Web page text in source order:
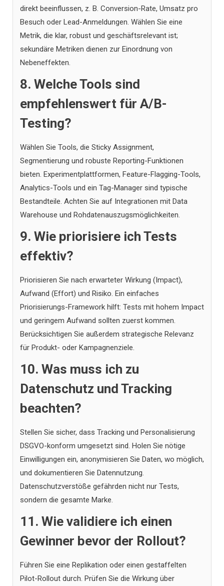
direkt beeinflussen, z. B. Conversion-Rate, Umsatz pro
Besuch oder Lead-Anmeldungen. Wählen Sie eine
Metrik, die klar, robust und geschäftsrelevant ist;
sekundäre Metriken dienen zur Einordnung von
Nebeneffekten.
8. Welche Tools sind
empfehlenswert für A/B-
Testing?
Wählen Sie Tools, die Sticky Assignment,
Segmentierung und robuste Reporting-Funktionen
bieten. Experimentplattformen, Feature-Flagging-Tools,
Analytics-Tools und ein Tag-Manager sind typische
Bestandteile. Achten Sie auf Integrationen mit Data
Warehouse und Rohdatenauszugsmöglichkeiten.
9. Wie priorisiere ich Tests
effektiv?
Priorisieren Sie nach erwarteter Wirkung (Impact),
Aufwand (Effort) und Risiko. Ein einfaches
Priorisierungs-Framework hilft: Tests mit hohem Impact
und geringem Aufwand sollten zuerst kommen.
Berücksichtigen Sie außerdem strategische Relevanz
für Produkt- oder Kampagnenziele.
10. Was muss ich zu
Datenschutz und Tracking
beachten?
Stellen Sie sicher, dass Tracking und Personalisierung
DSGVO-konform umgesetzt sind. Holen Sie nötige
Einwilligungen ein, anonymisieren Sie Daten, wo möglich,
und dokumentieren Sie Datennutzung.
Datenschutzverstöße gefährden nicht nur Tests,
sondern die gesamte Marke.
11. Wie validiere ich einen
Gewinner bevor der Rollout?
Führen Sie eine Replikation oder einen gestaffelten
Pilot-Rollout durch. Prüfen Sie die Wirkung über